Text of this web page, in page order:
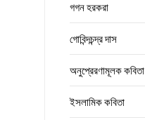
গগন হরকরা
গোবিন্দচন্দ্র দাস
অনুপ্রেরণামূলক কবিতা
ইসলামিক কবিতা